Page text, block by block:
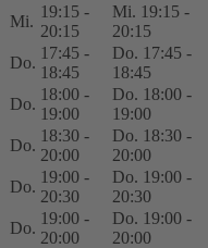
Mi.
19:15 -
20:15
Mi. 19:15 -
20:15
Do.
17:45 -
18:45
Do. 17:45 -
18:45
Do.
18:00 -
19:00
Do. 18:00 -
19:00
Do.
18:30 -
20:00
Do. 18:30 -
20:00
Do.
19:00 -
20:30
Do. 19:00 -
20:30
Do.
19:00 -
20:00
Do. 19:00 -
20:00